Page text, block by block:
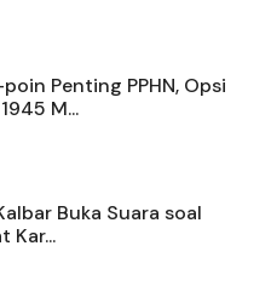
Penting PPHN, Opsi
M...
Buka Suara soal
Kar...